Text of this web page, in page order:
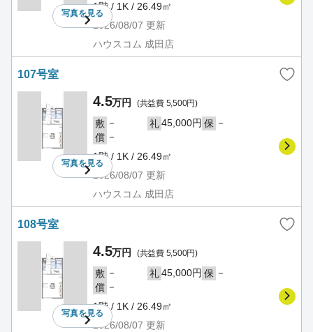
写真を見る
1階 / 1K / 26.49㎡
2026/08/07 更新
ハウスコム 成田店
107号室
写真を見る
4.5万円 (共益費 5,500円)
敷 － 礼45,000円 保 －
償 －
1階 / 1K / 26.49㎡
2026/08/07 更新
ハウスコム 成田店
108号室
写真を見る
4.5万円 (共益費 5,500円)
敷 － 礼45,000円 保 －
償 －
1階 / 1K / 26.49㎡
2026/08/07 更新